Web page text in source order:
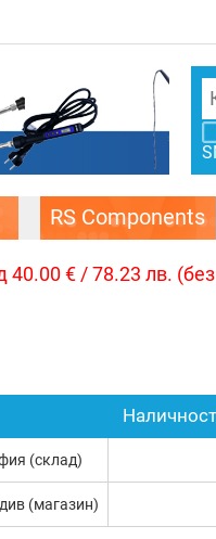
RS Components
40.00 € / 78.23 лв.
Наличност
(склад)
(магазин)